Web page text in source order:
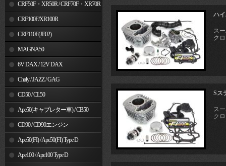
CRF50F・XR50R / CRF70F・XR70R
CRF100F/XR100R
CRF110F(JE02)
MAGNA50
6V DAX / 12V DAX
Chaly / JAZZ / GAG
CD50 / CL50
Ape50(キャブレター車) / CB50
CD90 / CD90エンジン
Ape50(FI) / Ape50(FI) Type D
Ape100 / Ape100 Type D
ハ
ス
ク
Sス
ス
ク